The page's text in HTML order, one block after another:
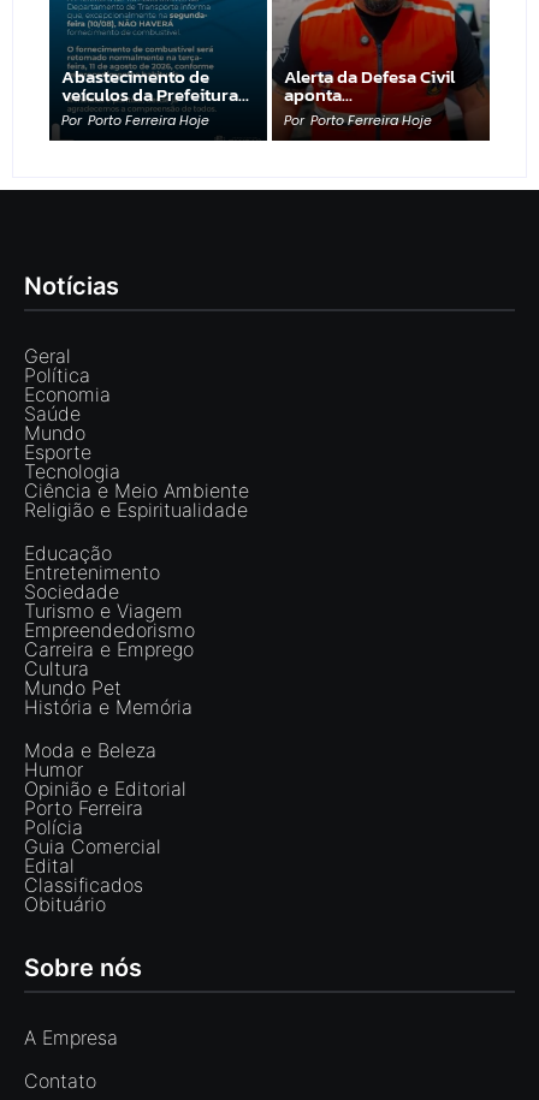
Abastecimento de
veículos da Prefeitura…
Por Porto Ferreira Hoje
Alerta da Defesa Civil
aponta…
Por Porto Ferreira Hoje
Notícias
Geral
Política
Economia
Saúde
Mundo
Esporte
Tecnologia
Ciência e Meio Ambiente
Religião e Espiritualidade
Educação
Entretenimento
Sociedade
Turismo e Viagem
Empreendedorismo
Carreira e Emprego
Cultura
Mundo Pet
História e Memória
Moda e Beleza
Humor
Opinião e Editorial
Porto Ferreira
Polícia
Guia Comercial
Edital
Classificados
Obituário
Sobre nós
A Empresa
Contato